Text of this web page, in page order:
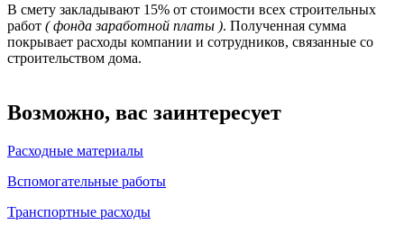
В смету закладывают 15% от стоимости всех строительных
работ ( фонда заработной платы ). Полученная сумма
покрывает расходы компании и сотрудников, связанные со
строительством дома.
Возможно, вас заинтересует
Расходные материалы
Вспомогательные работы
Транспортные расходы